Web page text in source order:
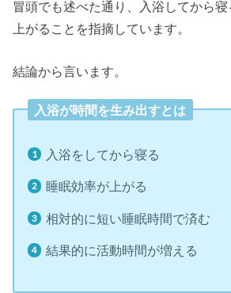
冒頭でも述べた通り、入浴してから
上がることを指摘しています。
結論から言います。
入浴が時間を生み出すとは
入浴をしてから寝る
睡眠効率が上がる
相対的に短い睡眠時間で済む
結果的に活動時間が増える